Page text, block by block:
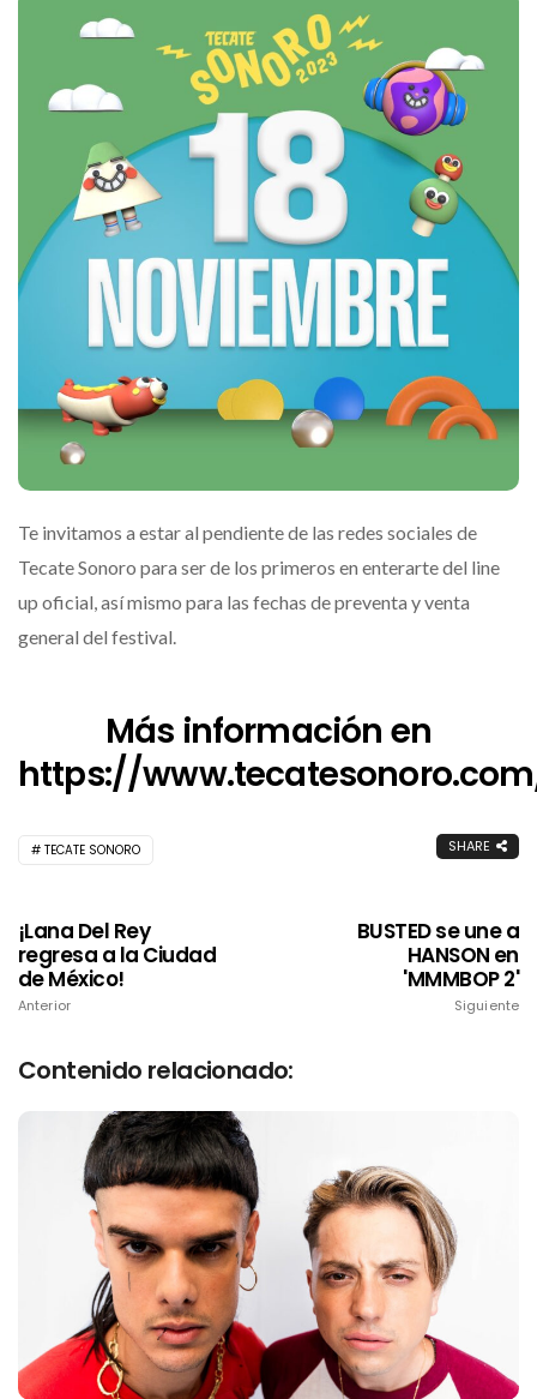
Te invitamos a estar al pendiente de las redes sociales de
Tecate Sonoro para ser de los primeros en enterarte del line
up oficial, así mismo para las fechas de preventa y venta
general del festival.
Más información en
https://
TECATE SONORO SHARE
¡Lana Del Rey
regresa a la Ciudad
de México!
Anterior
BUSTED se une a
HANSON en
'MMMBOP 2'
Siguiente
Contenido relacionado: